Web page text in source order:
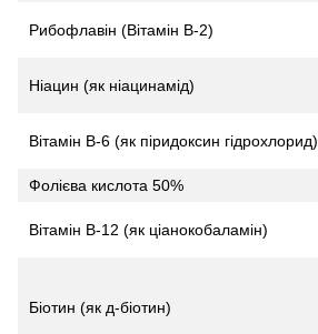
Рибофлавін (Вітамін В-2)
Ніацин (як ніацинамід)
Вітамін В-6 (як піридоксин гідрохлорид)
Фолієва кислота 50%
Вітамін B-12 (як ціанокобаламін)
Біотин (як д-біотин)